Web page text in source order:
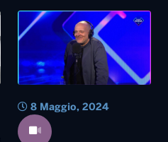
8 Maggio, 2024